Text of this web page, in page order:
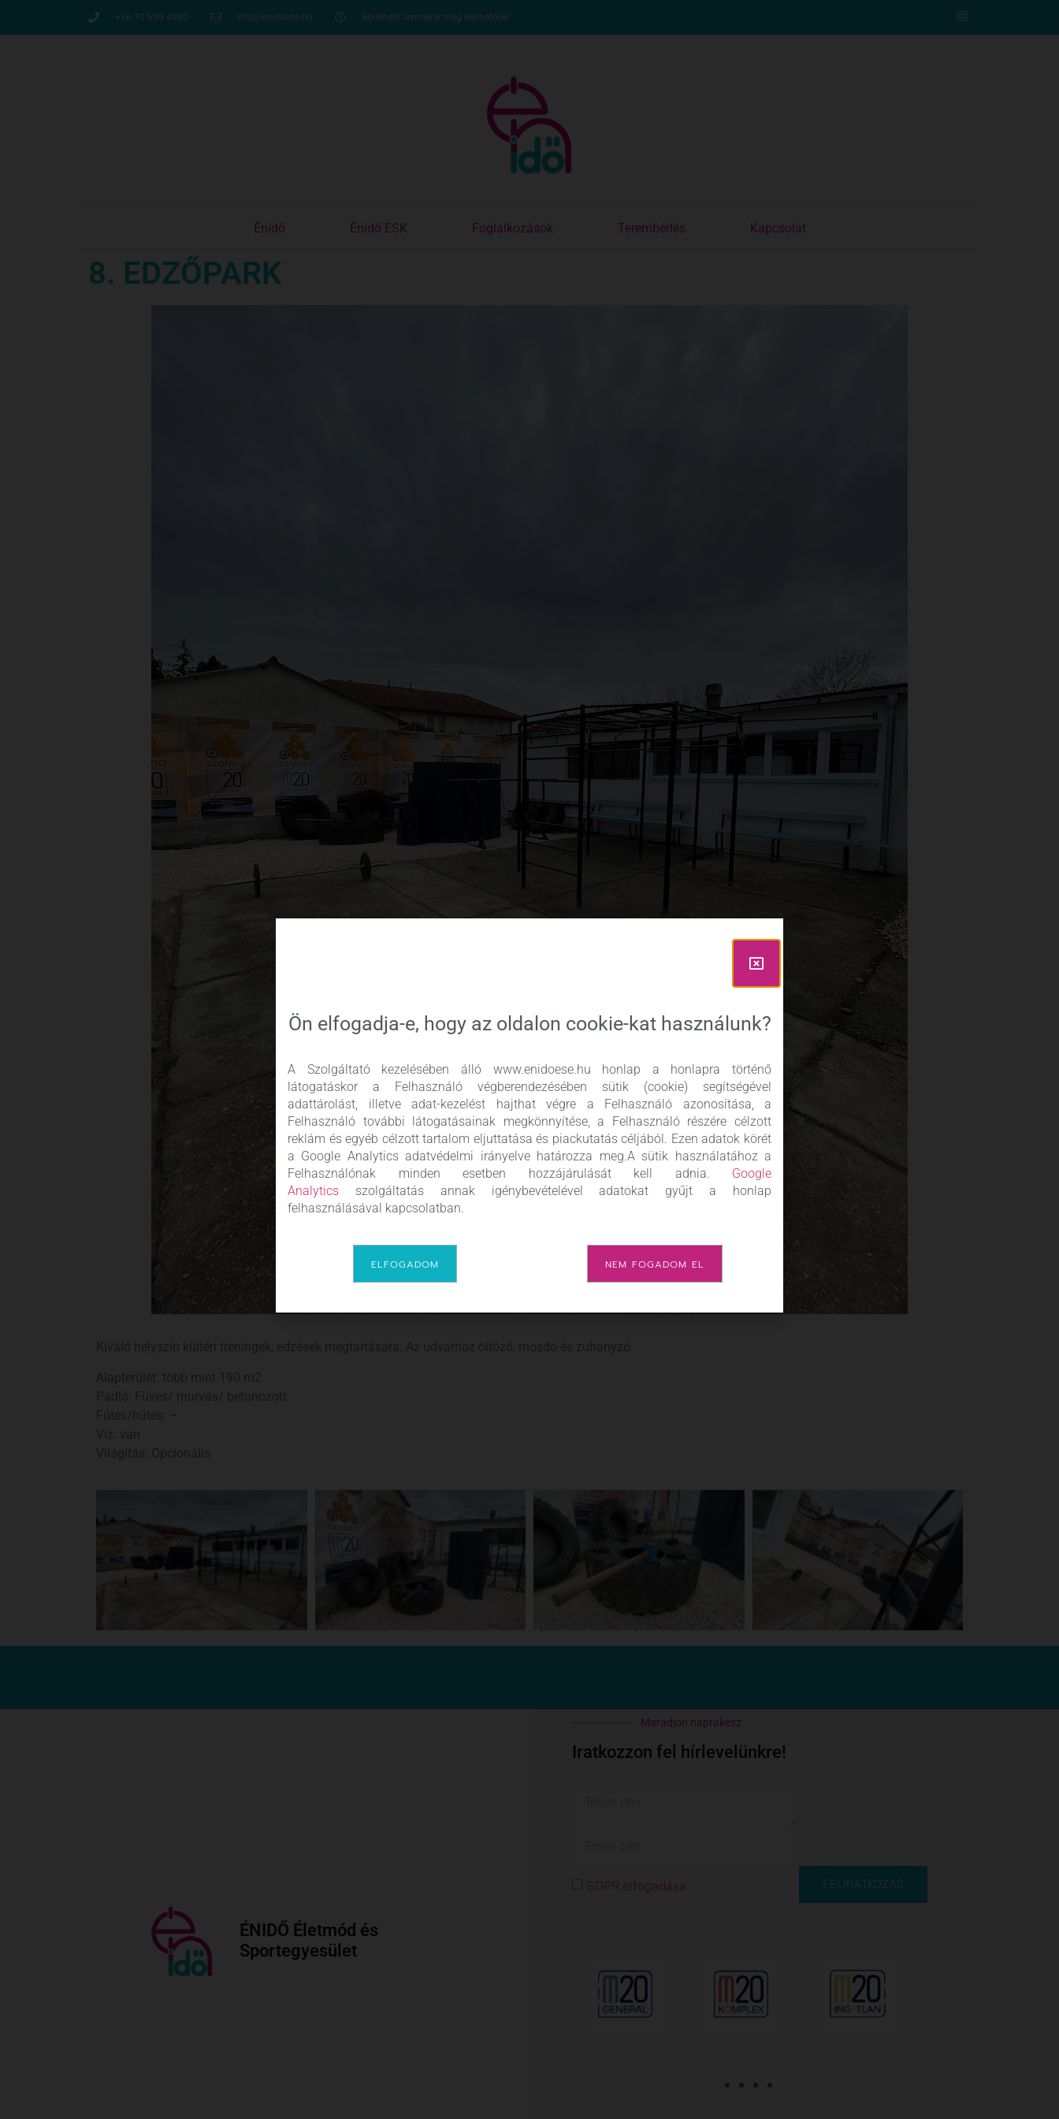
+36 70 699 4980 info@enidoese.hu Bérelhető termeink még elérhetőek!
Énidő Énidő ÉSK Foglalkozások Terembérlés Kapcsolat
8. EDZŐPARK
ÉNIDŐ Életmód és
Sportegyesület
Maradjon naprakész
Iratkozzon fel hírlevelünkre!
GDPR elfogadása FELIRATKOZÁS
Ön elfogadja-e, hogy az oldalon cookie-kat használunk?
A Szolgáltató kezelésében álló www.enidoese.hu honlap a honlapra történő
látogatáskor a Felhasználó végberendezésében sütik (cookie) segítségével
adattárolást, illetve adat-kezelést hajthat végre a Felhasználó azonosítása, a
Felhasználó további látogatásainak megkönnyítése, a Felhasználó részére célzott
reklám és egyéb célzott tartalom eljuttatása és piackutatás céljából. Ezen adatok körét
a Google Analytics adatvédelmi irányelve határozza meg.A sütik használatához a
Felhasználónak minden esetben hozzájárulását kell adnia. Google
Analytics szolgáltatás annak igénybevételével adatokat gyűjt a honlap
felhasználásával kapcsolatban.
ELFOGADOM NEM FOGADOM EL